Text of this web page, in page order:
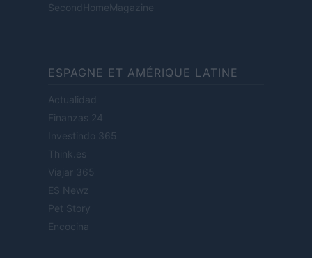
SecondHomeMagazine
ESPAGNE ET AMÉRIQUE LATINE
Actualidad
Finanzas 24
Investindo 365
Think.es
Viajar 365
ES Newz
Pet Story
Encocina